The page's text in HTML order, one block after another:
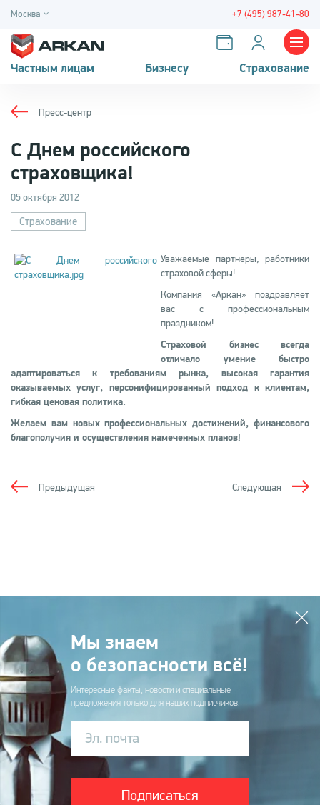
Москва +7 (495) 987-41-80
Частным лицам Бизнесу Страхование
Пресс-центр
С Днем российского
страховщика!
05 октября 2012
Страхование
Уважаемые партнеры, работники
страховой сферы!
Компания «Аркан» поздравляет
вас с профессиональным
праздником!
Страховой бизнес всегда
отличало умение быстро
адаптироваться к требованиям рынка, высокая гарантия
оказываемых услуг, персонифицированный подход к клиентам,
гибкая ценовая политика.
Желаем вам новых профессиональных достижений, финансового
благополучия и осуществления намеченных планов!
Следующая
Предыдущая
Мы знаем
о безопасности всё!
Интересные факты, новости и специальные
предложения только для наших подписчиков.
Эл. почта
Подписаться